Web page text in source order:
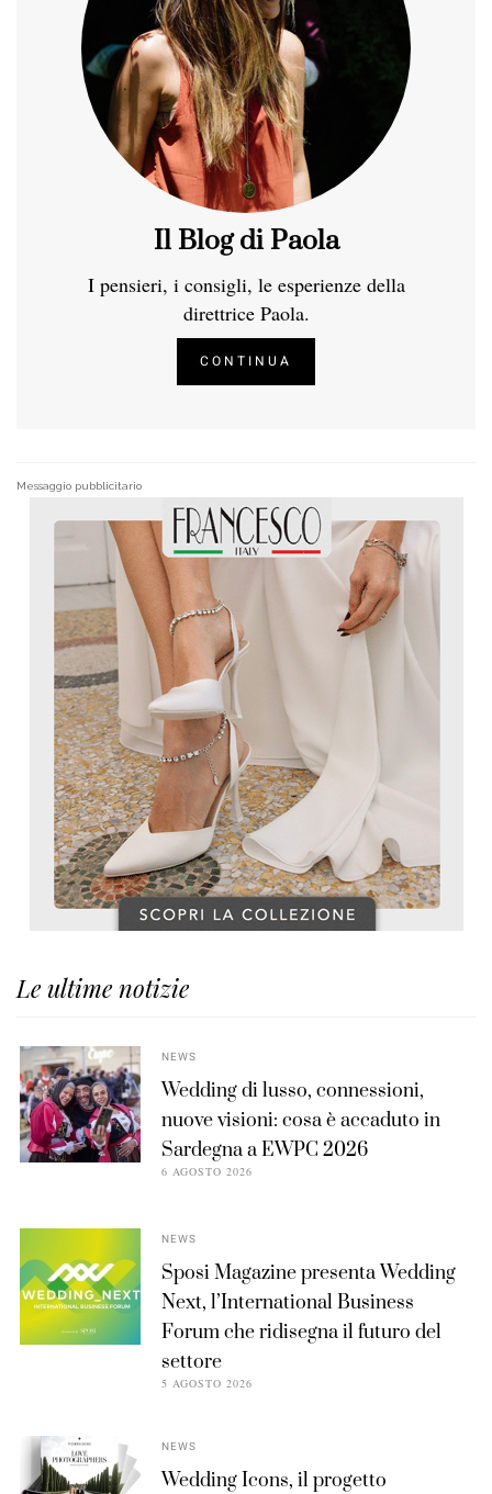
Il Blog di Paola
I pensieri, i consigli, le esperienze della
direttrice Paola.
CONTINUA
Messaggio pubblicitario
Le ultime notizie
NEWS
Wedding di lusso, connessioni,
nuove visioni: cosa è accaduto in
Sardegna a EWPC 2026
6 AGOSTO 2026
NEWS
Sposi Magazine presenta Wedding
Next, l’International Business
Forum che ridisegna il futuro del
settore
5 AGOSTO 2026
NEWS
Wedding Icons, il progetto